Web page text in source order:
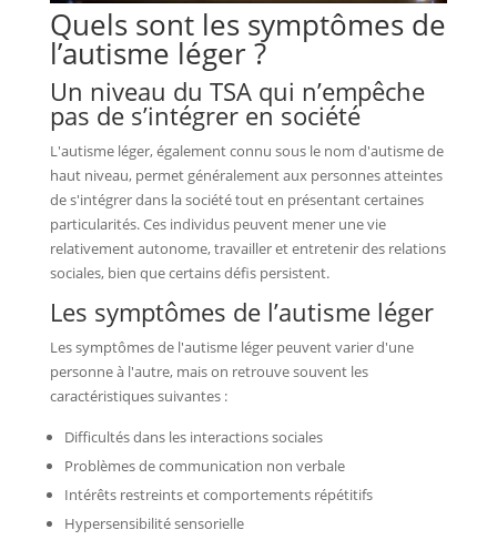
Quels sont les symptômes de
l’autisme léger ?
Un niveau du TSA qui n’empêche
pas de s’intégrer en société
L'autisme léger, également connu sous le nom d'autisme de
haut niveau, permet généralement aux personnes atteintes
de s'intégrer dans la société tout en présentant certaines
particularités. Ces individus peuvent mener une vie
relativement autonome, travailler et entretenir des relations
sociales, bien que certains défis persistent.
Les symptômes de l’autisme léger
Les symptômes de l'autisme léger peuvent varier d'une
personne à l'autre, mais on retrouve souvent les
caractéristiques suivantes :
Difficultés dans les interactions sociales
Problèmes de communication non verbale
Intérêts restreints et comportements répétitifs
Hypersensibilité sensorielle